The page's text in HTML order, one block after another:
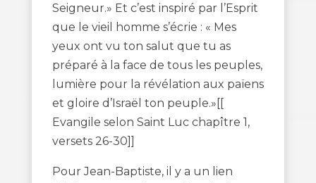
Seigneur.» Et c’est inspiré par l’Esprit
que le vieil homme s’écrie : « Mes
yeux ont vu ton salut que tu as
préparé à la face de tous les peuples,
lumière pour la révélation aux païens
et gloire d’Israël ton peuple.»[[
Evangile selon Saint Luc chapître 1,
versets 26-30]]
Pour Jean-Baptiste, il y a un lien